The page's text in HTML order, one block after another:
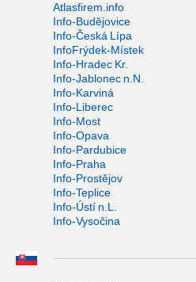
Atlasfirem.info
Info-Budějovice
Info-Česká Lípa
InfoFrýdek-Místek
Info-Hradec Kr.
Info-Jablonec n.N.
Info-Karviná
Info-Liberec
Info-Most
Info-Opava
Info-Pardubice
Info-Praha
Info-Prostějov
Info-Teplice
Info-Ústí n.L.
Info-Vysočina